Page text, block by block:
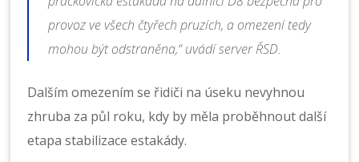
provoz ve všech čtyřech pruzích, a omezení tedy
mohou být odstraněna,“ uvádí server ŘSD.
Dalším omezením se řidiči na úseku nevyhnou
zhruba za půl roku, kdy by měla proběhnout další
etapa stabilizace estakády.